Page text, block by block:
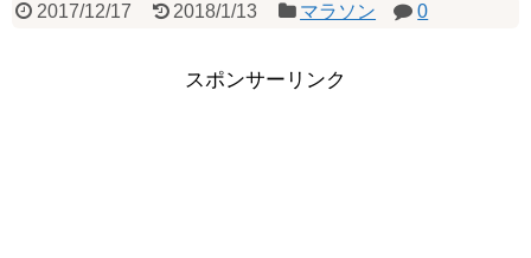
2017/12/17 2018/1/13 マラソン 0
スポンサーリンク